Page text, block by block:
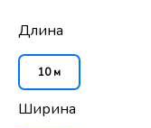
Длина
10 м
Ширина